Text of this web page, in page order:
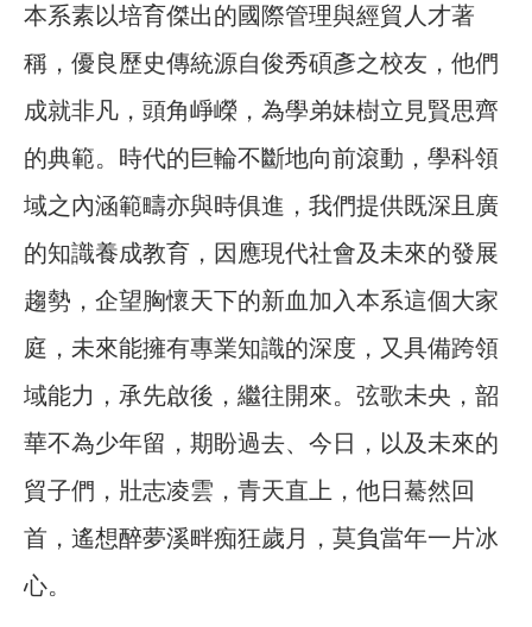
本系素以培育傑出的國際管理與經貿人才著
稱，優良歷史傳統源自俊秀碩彥之校友，他們
成就非凡，頭角崢嶸，為學弟妹樹立見賢思齊
的典範。時代的巨輪不斷地向前滾動，學科領
域之內涵範疇亦與時俱進，我們提供既深且廣
的知識養成教育，因應現代社會及未來的發展
趨勢，企望胸懷天下的新血加入本系這個大家
庭，未來能擁有專業知識的深度，又具備跨領
域能力，承先啟後，繼往開來。弦歌未央，韶
華不為少年留，期盼過去、今日，以及未來的
貿子們，壯志凌雲，青天直上，他日驀然回
首，遙想醉夢溪畔痴狂歲月，莫負當年一片冰
心。